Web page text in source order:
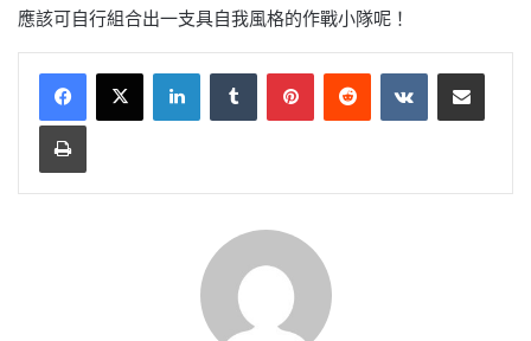
應該可自行組合出一支具自我風格的作戰小隊呢！
LinkedInTumblr PinterestReddit VKontakteShare via Email
Print